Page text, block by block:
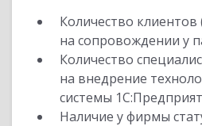
Количество
на сопровождении у
Количество
на внедрение
системы
Наличие у фирмы